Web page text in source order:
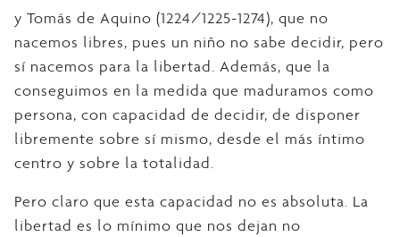
y Tomás de Aquino (1224/1225-1274), que no
nacemos libres, pues un niño no sabe decidir, pero
sí nacemos para la libertad. Además, que la
conseguimos en la medida que maduramos como
persona, con capacidad de decidir, de disponer
libremente sobre sí mismo, desde el más íntimo
centro y sobre la totalidad.
Pero claro que esta capacidad no es absoluta. La
libertad es lo mínimo que nos dejan no